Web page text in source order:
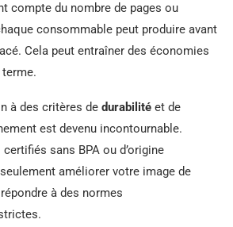
compte du nombre de pages ou
consommable peut produire avant
Cela peut entraîner des économies
à des critères de durabilité et de
est devenu incontournable.
sans BPA ou d’origine
améliorer votre image de
à des normes